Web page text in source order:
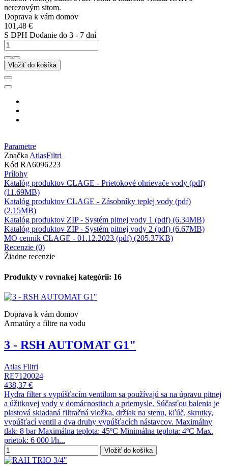
nerezovým sitom.
Doprava k vám domov
101,48 €
S DPH Dodanie do 3 - 7 dní
Vložiť do košíka
Parametre
ZnačkaAtlasFiltri
Kód RA6096223
Prílohy
Katalóg produktov CLAGE - Prietokové ohrievače vody (pdf)
(11.69MB)
Katalóg produktov CLAGE - Zásobníky teplej vody (pdf)
(2.15MB)
Katalóg produktov ZIP - Systém pitnej vody 1 (pdf) (6.34MB)
Katalóg produktov ZIP - Systém pitnej vody 2 (pdf) (6.67MB)
MO cennik CLAGE - 01.12.2023 (pdf) (205.37KB)
Recenzie (0)
Žiadne recenzie
Produkty v rovnakej kategórii: 16
Doprava k vám domov
Armatúry a filtre na vodu
3 - RSH AUTOMAT G1"
Atlas Filtri
RE7120024
438,37 €
Hydra filter s vypúšťacím ventilom sa používajú sa na úpravu pitnej
a úžitkovej vody v domácnostiach a priemysle. Súčasťou balenia je
plastová skladaná filtračná vložka, držiak na stenu, kľúč, skrutky,
vypúšťací ventil a dva druhy vypúšťacích nástavcov. Maximálny
tlak: 8 bar Maximálna teplota: 45ºC Minimálna teplota: 4ºC Max.
prietok: 6 000 l/h...
Vložiť do košíka